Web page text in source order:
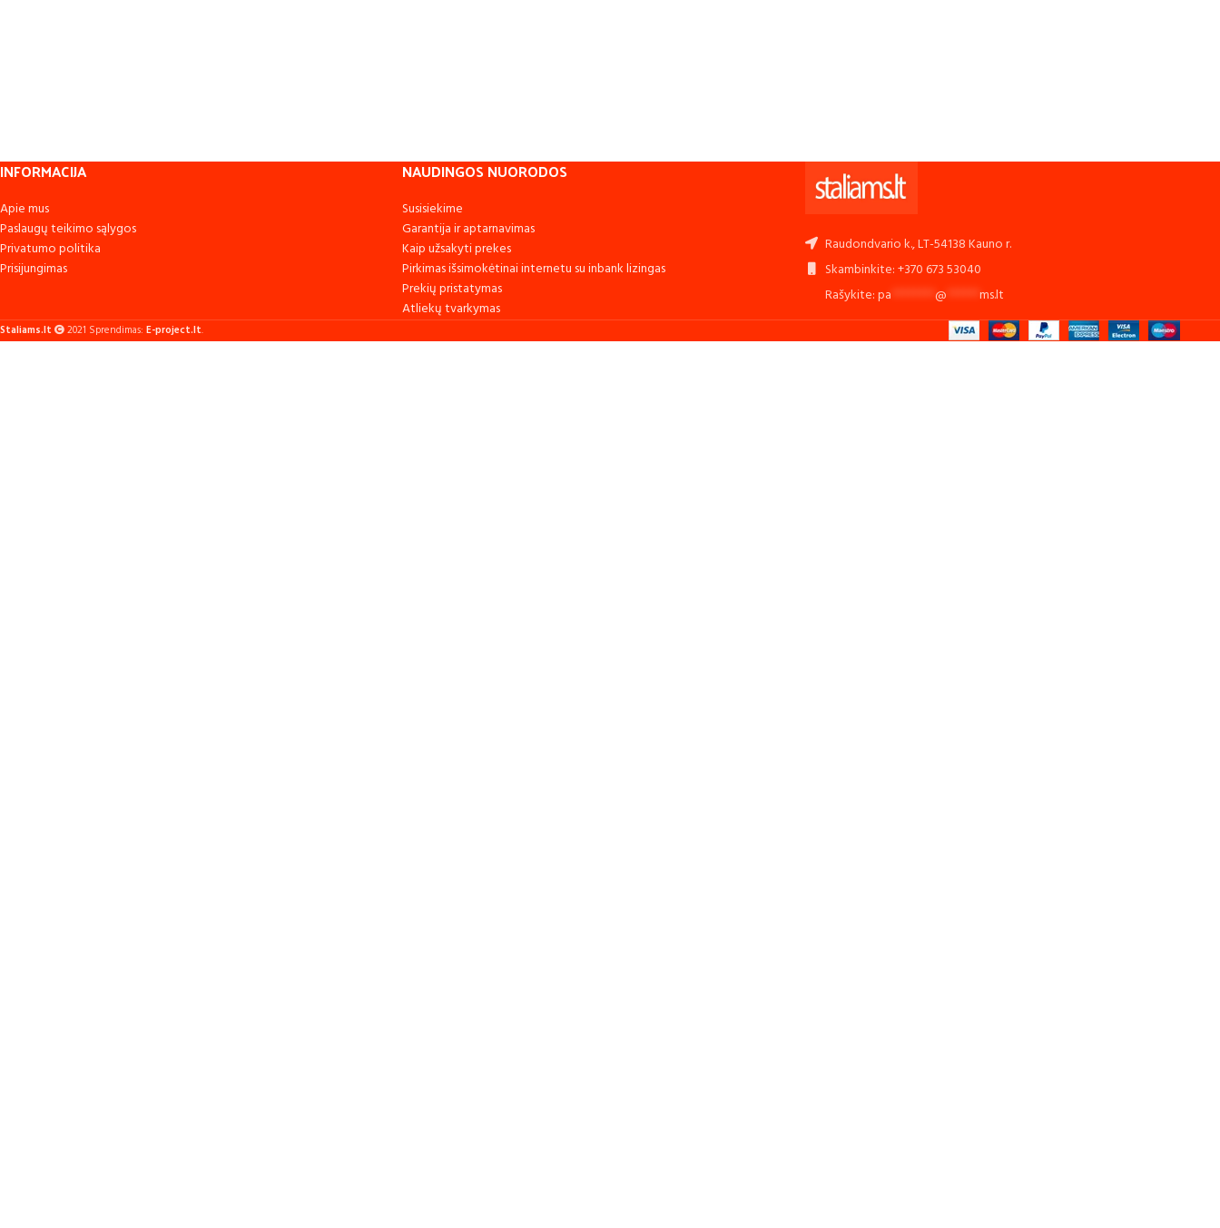
INFORMACIJA
Apie mus
Paslaugų teikimo sąlygos
Privatumo politika
Prisijungimas
NAUDINGOS NUORODOS
Susisiekime
Garantija ir aptarnavimas
Kaip užsakyti prekes
Pirkimas išsimokėtinai internetu su inbank lizingas
Prekių pristatymas
Atliekų tvarkymas
Raudondvario k., LT-54138 Kauno r.
Skambinkite: +370 673 53040
Rašykite:pa ******** @ ****** ms.lt
Staliams.lt 2021 Sprendimas: E-project.lt.